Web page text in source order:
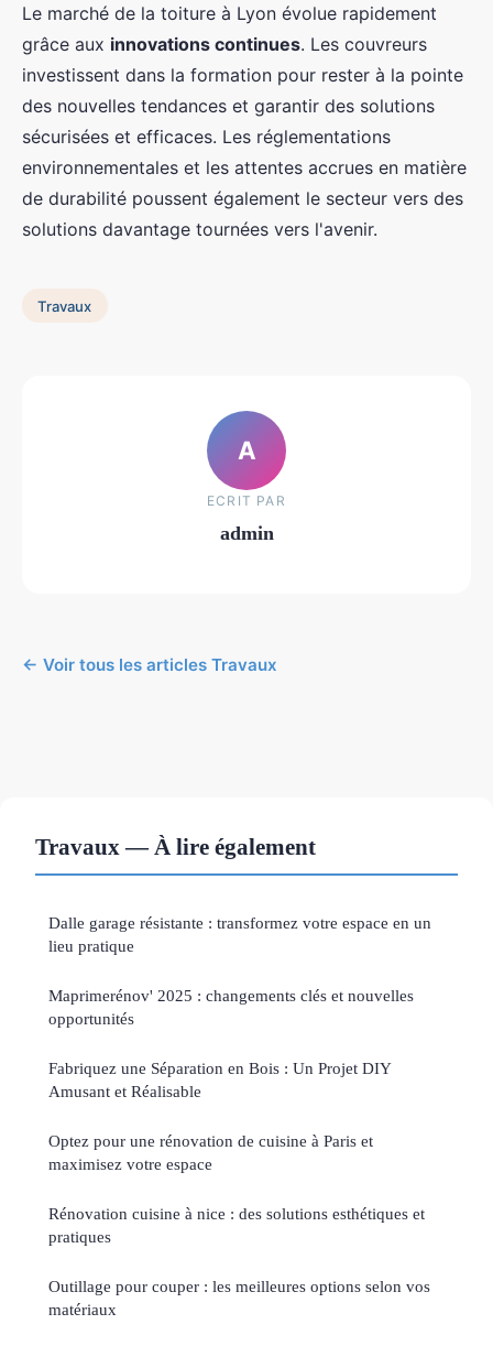
Le marché de la toiture à Lyon évolue rapidement
grâce aux innovations continues. Les couvreurs
investissent dans la formation pour rester à la pointe
des nouvelles tendances et garantir des solutions
sécurisées et efficaces. Les réglementations
environnementales et les attentes accrues en matière
de durabilité poussent également le secteur vers des
solutions davantage tournées vers l'avenir.
Travaux
A
ECRIT PAR
admin
← Voir tous les articles Travaux
Travaux — À lire également
Dalle garage résistante : transformez votre espace en un
lieu pratique
Maprimerénov' 2025 : changements clés et nouvelles
opportunités
Fabriquez une Séparation en Bois : Un Projet DIY
Amusant et Réalisable
Optez pour une rénovation de cuisine à Paris et
maximisez votre espace
Rénovation cuisine à nice : des solutions esthétiques et
pratiques
Outillage pour couper : les meilleures options selon vos
matériaux